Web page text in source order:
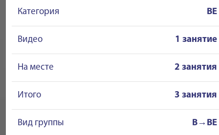
Категория BE
Видео 1 занятие
На месте 2 занятия
Итого 3 занятия
Вид группы B→BE